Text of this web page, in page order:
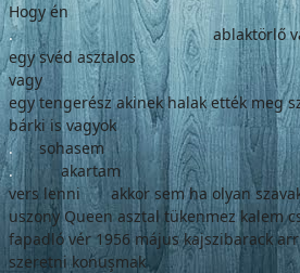
Hogy én
.ablaktörlő
egy svéd asztalos
vagy
egy tengerész akinek halak ették meg
bárki is vagyok
.sohasem
.akartam
vers lenni akkor sem ha olyan
uszony Queen asztal tükenmez kalem
fapadló vér 1956 május kajszibarack
szeretni konuşmak